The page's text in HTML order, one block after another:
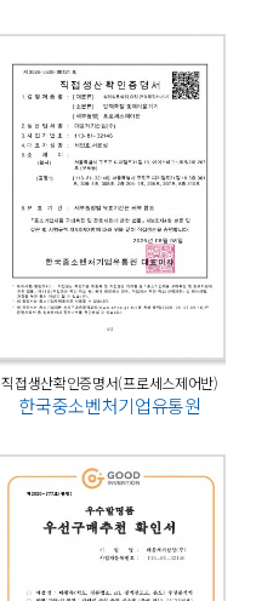
직접생산확인증명서(프로세스제어반)
한국중소벤처기업유통원